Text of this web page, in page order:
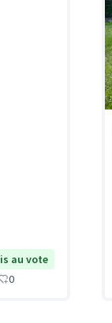
au vote
0